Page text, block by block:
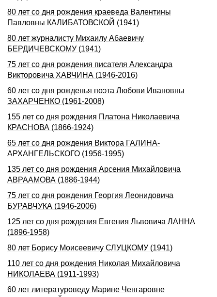
80 лет со дня рождения краеведа Валентины
Павловны КАЛИБАТОВСКОЙ (1941)
80 лет журналисту Михаилу Абаевичу
БЕРДИЧЕВСКОМУ (1941)
75 лет со дня рождения писателя Александра
Викторовича ХАВЧИНА (1946-2016)
60 лет со дня рожденья поэта Любови Ивановны
ЗАХАРЧЕНКО (1961-2008)
155 лет со дня рождения Платона Николаевича
КРАСНОВА (1866-1924)
65 лет со дня рождения Виктора ГАЛИНА-
АРХАНГЕЛЬСКОГО (1956-1995)
135 лет со дня рождения Арсения Михайловича
АВРААМОВА (1886-1944)
75 лет со дня рождения Георгия Леонидовича
БУРАВЧУКА (1946-2006)
125 лет со дня рождения Евгения Львовича ЛАННА
(1896-1958)
80 лет Борису Моисеевичу СЛУЦКОМУ (1941)
110 лет со дня рождения Николая Михайловича
НИКОЛАЕВА (1911-1993)
60 лет литературоведу Марине Ченгаровне